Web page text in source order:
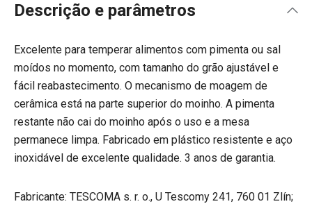
Descrição e parâmetros
Excelente para temperar alimentos com pimenta ou sal
moídos no momento, com tamanho do grão ajustável e
fácil reabastecimento. O mecanismo de moagem de
cerâmica está na parte superior do moinho. A pimenta
restante não cai do moinho após o uso e a mesa
permanece limpa. Fabricado em plástico resistente e aço
inoxidável de excelente qualidade. 3 anos de garantia.
Fabricante: TESCOMA s. r. o., U Tescomy 241, 760 01 Zlín;